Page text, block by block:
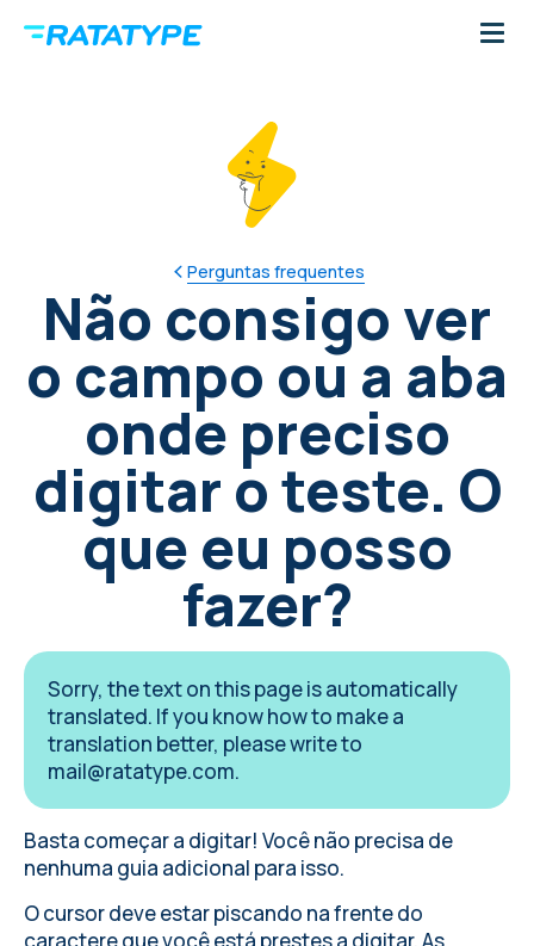
Perguntas frequentes
Não consigo ver
o campo ou a aba
onde preciso
digitar o teste. O
que eu posso
fazer?
Sorry, the text on this page is automatically
translated. If you know how to make a
translation better, please write to
mail@ratatype.com.
Basta começar a digitar! Você não precisa de
nenhuma guia adicional para isso.
O cursor deve estar piscando na frente do